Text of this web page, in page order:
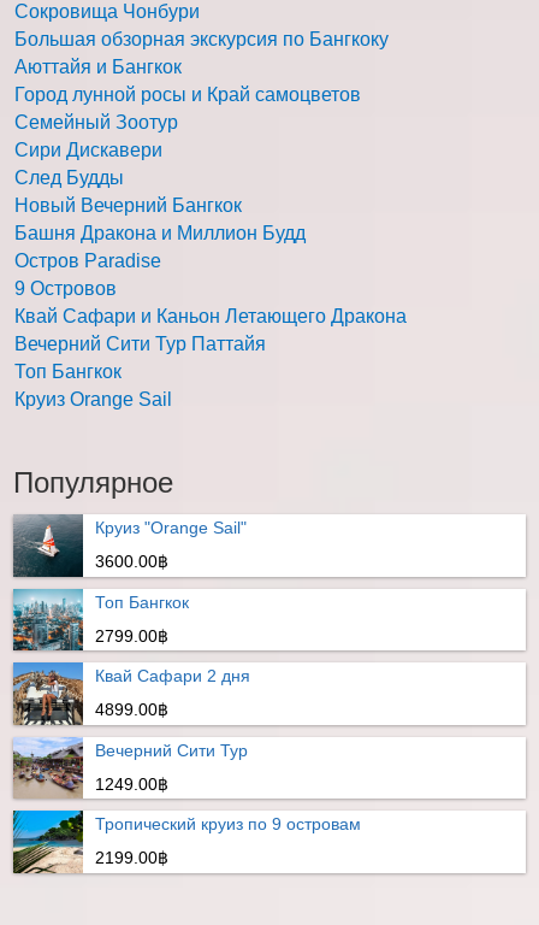
Сокровища Чонбури
Большая обзорная экскурсия по Бангкоку
Аюттайя и Бангкок
Город лунной росы и Край самоцветов
Семейный Зоотур
Сири Дискавери
След Будды
Новый Вечерний Бангкок
Башня Дракона и Миллион Будд
Остров Paradise
9 Островов
Квай Сафари и Каньон Летающего Дракона
Вечерний Сити Тур Паттайя
Топ Бангкок
Круиз Orange Sail
Популярное
Круиз "Orange Sail"
3600.00฿
Топ Бангкок
2799.00฿
Квай Сафари 2 дня
4899.00฿
Вечерний Сити Тур
1249.00฿
Тропический круиз по 9 островам
2199.00฿